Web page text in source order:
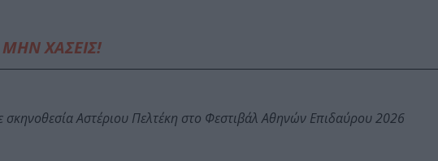
ΜΗΝ ΧΑΣΕΙΣ!
σκηνοθεσία Αστέριου Πελτέκη στο Φεστιβάλ Αθηνών Επιδαύρου 2026